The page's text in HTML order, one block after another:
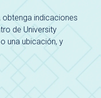
indicaciones
de University
una ubicación, y